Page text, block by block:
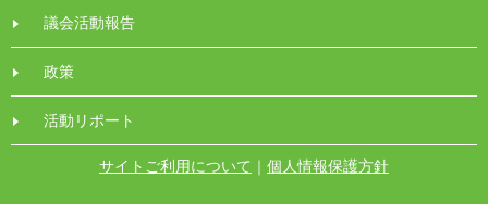
議会活動報告
政策
活動リポート
サイトご利用について ｜ 個人情報保護方針